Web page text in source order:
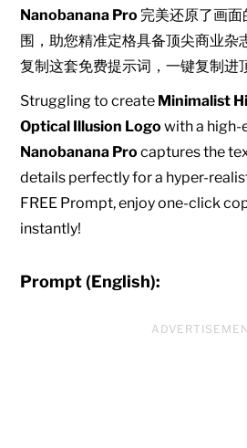
Nanobanana Pro 完美还原了画
围，助您精准定格具备顶尖商业杂
复制这套免费提示词，一键复制进
Struggling to create Minimalist
Optical Illusion Logo with a high-
Nanobanana Pro captures the
details perfectly for a hyper-
FREE Prompt, enjoy one-click
instantly!
Prompt (English):